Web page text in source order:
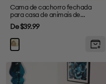
Cama de cachorro fechada
para casa de animais de
estimação com cortina dupla
Preço
de
venda
De $39.99